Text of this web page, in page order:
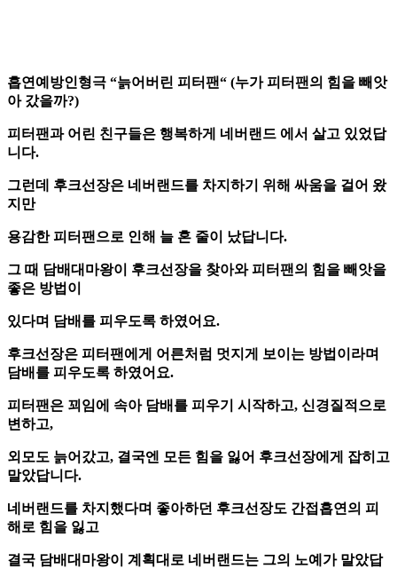
흡연예방인형극 “늙어버린 피터팬“ (누가 피터팬의 힘을 빼앗
아 갔을까?)
피터팬과 어린 친구들은 행복하게 네버랜드 에서 살고 있었답
니다.
그런데 후크선장은 네버랜드를 차지하기 위해 싸움을 걸어 왔
지만
용감한 피터팬으로 인해 늘 혼 줄이 났답니다.
그 때 담배대마왕이 후크선장을 찾아와 피터팬의 힘을 빼앗을
좋은 방법이
있다며 담배를 피우도록 하였어요.
후크선장은 피터팬에게 어른처럼 멋지게 보이는 방법이라며
담배를 피우도록 하였어요.
피터팬은 꾀임에 속아 담배를 피우기 시작하고, 신경질적으로
변하고,
외모도 늙어갔고, 결국엔 모든 힘을 잃어 후크선장에게 잡히고
말았답니다.
네버랜드를 차지했다며 좋아하던 후크선장도 간접흡연의 피
해로 힘을 잃고
결국 담배대마왕이 계획대로 네버랜드는 그의 노예가 말았답